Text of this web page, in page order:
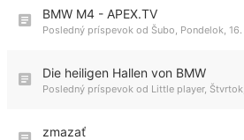
BMW M4 - APEX.TV
Posledný príspevok od Šubo Pondelok,
Die heiligen Hallen von BMW
Posledný príspevok od Little player,
zmazať